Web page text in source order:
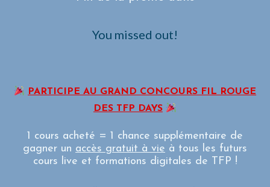
You missed out!
PARTICIPE AU GRAND CONCOURS FIL ROUGE
DES TFP DAYS
1 cours acheté = 1 chance supplémentaire de
gagner un accès gratuit à vie à tous les futurs
cours live et formations digitales de TFP !